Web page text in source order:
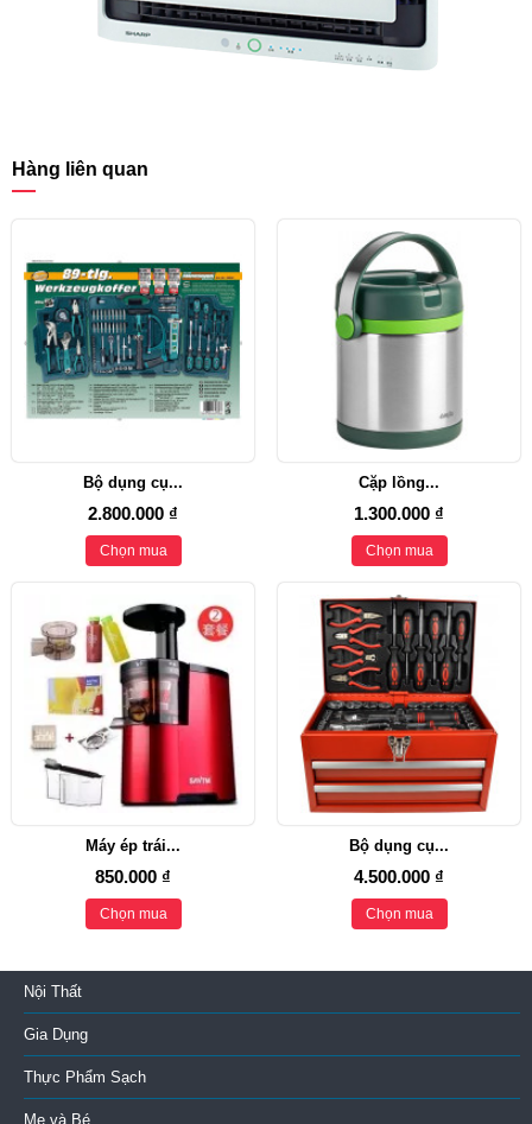
Hàng liên quan
Bộ dụng cụ...
2.800.000 ₫
Chọn mua
Cặp lồng...
1.300.000 ₫
Chọn mua
Máy ép trái...
850.000 ₫
Chọn mua
Bộ dụng cụ...
4.500.000 ₫
Chọn mua
Nội Thất
Gia Dụng
Thực Phẩm Sạch
Mẹ và Bé